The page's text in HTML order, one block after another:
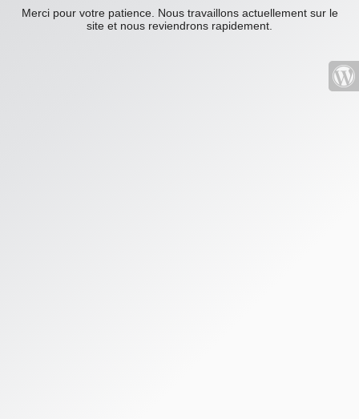
Merci pour votre patience. Nous travaillons actuellement sur le
site et nous reviendrons rapidement.